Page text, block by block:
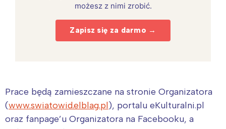
możesz z nimi zrobić.
Zapisz się za darmo →
Prace będą zamieszczane na stronie Organizatora
(www.swiatowid.elblag.pl), portalu eKulturalni.pl
oraz fanpage’u Organizatora na Facebooku, a